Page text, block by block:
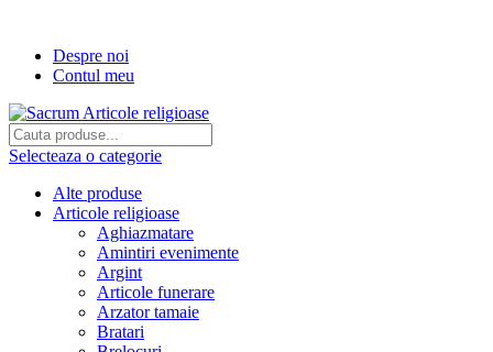
Despre noi
Contul meu
Selecteaza o categorie
Alte produse
Articole religioase
Aghiazmatare
Amintiri evenimente
Argint
Articole funerare
Arzator tamaie
Bratari